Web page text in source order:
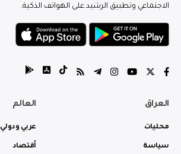
الاجتماعي وتطبيق الرشيد على الهواتف الذكية.
العراق
محليات
سياسة
العالم
عربي ودولي
أقتصاد